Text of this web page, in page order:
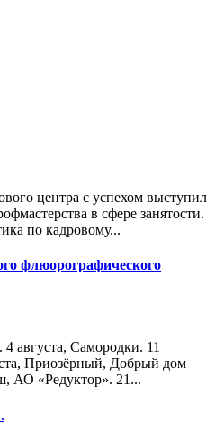
центра с успехом выступил
в сфере занятости.
по кадровому...
флюорографического
августа, Самородки. 11
Приозёрный, Добрый дом
АО «Редуктор». 21...